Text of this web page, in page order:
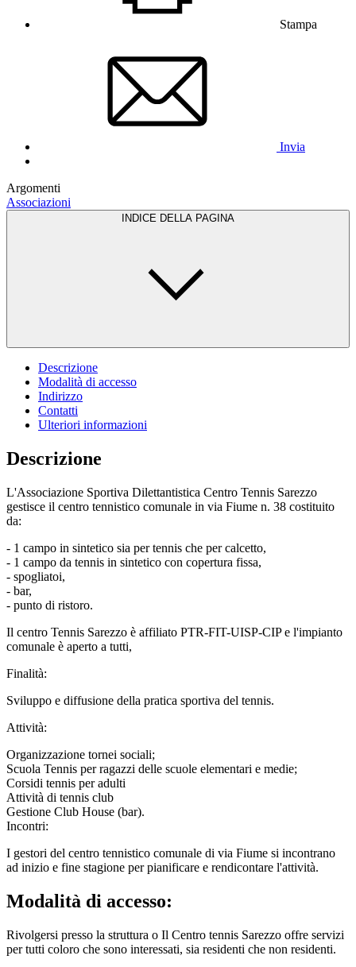
Stampa
Invia
Argomenti
Associazioni
INDICE DELLA PAGINA
Descrizione
Modalità di accesso
Indirizzo
Contatti
Ulteriori informazioni
Descrizione
L'Associazione Sportiva Dilettantistica Centro Tennis Sarezzo
gestisce il centro tennistico comunale in via Fiume n. 38 costituito
da:
- 1 campo in sintetico sia per tennis che per calcetto,
- 1 campo da tennis in sintetico con copertura fissa,
- spogliatoi,
- bar,
- punto di ristoro.
Il centro Tennis Sarezzo è affiliato PTR-FIT-UISP-CIP e l'impianto
comunale è aperto a tutti,
Finalità:
Sviluppo e diffusione della pratica sportiva del tennis.
Attività:
Organizzazione tornei sociali;
Scuola Tennis per ragazzi delle scuole elementari e medie;
Corsidi tennis per adulti
Attività di tennis club
Gestione Club House (bar).
Incontri:
I gestori del centro tennistico comunale di via Fiume si incontrano
ad inizio e fine stagione per pianificare e rendicontare l'attività.
Modalità di accesso:
Rivolgersi presso la struttura o Il Centro tennis Sarezzo offre servizi
per tutti coloro che sono interessati, sia residenti che non residenti.